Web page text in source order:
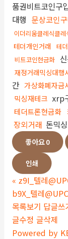
품권비트코인구
대행 문상코인
이더리움클레식클레
테더개인거래 테
비트코인현금화
재정거래믹싱대행
간 가상화폐자금
믹싱재테크 xrp
테더트론현금화
장외거래 돈믹
좋아요0
인쇄
« z9I_텔레
b9X_텔레
목록보기 답글쓰
글수정 글삭제
Powered by